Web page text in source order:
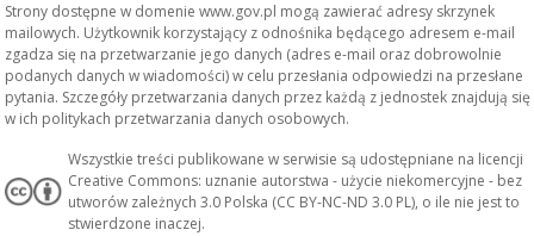
Strony dostępne w domenie www.gov.pl mogą zawierać adresy skrzynek
mailowych. Użytkownik korzystający z odnośnika będącego adresem e-mail
zgadza się na przetwarzanie jego danych (adres e-mail oraz dobrowolnie
podanych danych w wiadomości) w celu przesłania odpowiedzi na przesłane
pytania. Szczegóły przetwarzania danych przez każdą z jednostek znajdują się
w ich politykach przetwarzania danych osobowych.
Wszystkie treści publikowane w serwisie są udostępniane na licencji
Creative Commons: uznanie autorstwa - użycie niekomercyjne - bez
utworów zależnych 3.0 Polska (CC BY-NC-ND 3.0 PL), o ile nie jest to
stwierdzone inaczej.